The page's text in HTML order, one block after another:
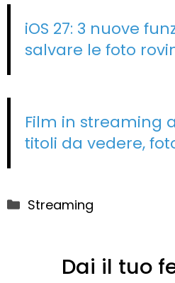
iOS 27: 3 nuove
salvare le foto
Film in streaming
titoli da vedere,
Categorie
Streaming
Dai il tuo